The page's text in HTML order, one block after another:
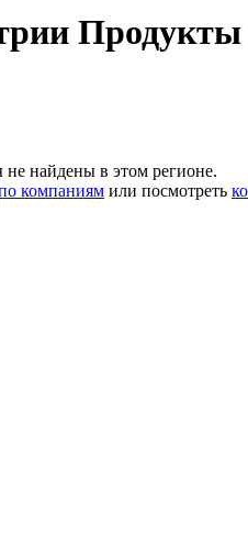
найдены в этом регионе.
компаниям или посмотреть